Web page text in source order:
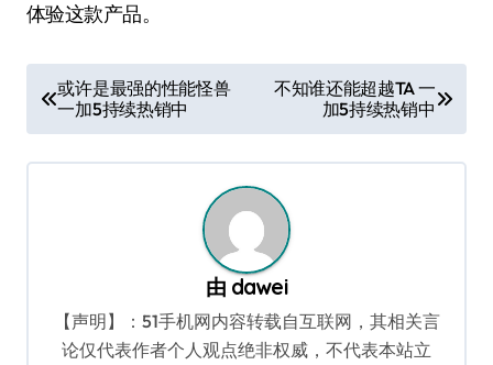
体验这款产品。
章
导
或许是最强的性能怪兽
一加5持续热销中
不知谁还能超越TA 一
加5持续热销中
由 dawei
【声明】：51手机网内容转载自互联网，其相关言
论仅代表作者个人观点绝非权威，不代表本站立